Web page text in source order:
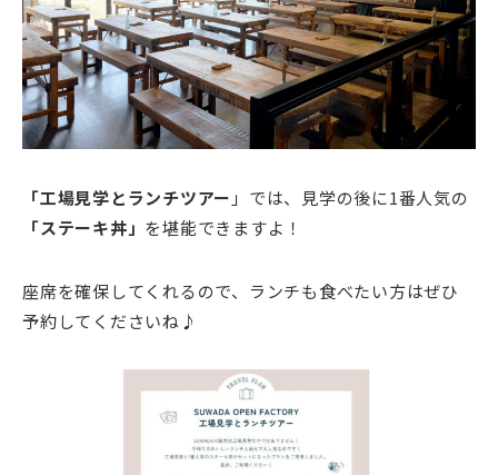
「工場見学とランチツアー 」では、見学の後に1番人気の
「ステーキ丼」 を堪能できますよ！
座席を確保してくれるので、ランチも食べたい方はぜひ
予約してくださいね♪